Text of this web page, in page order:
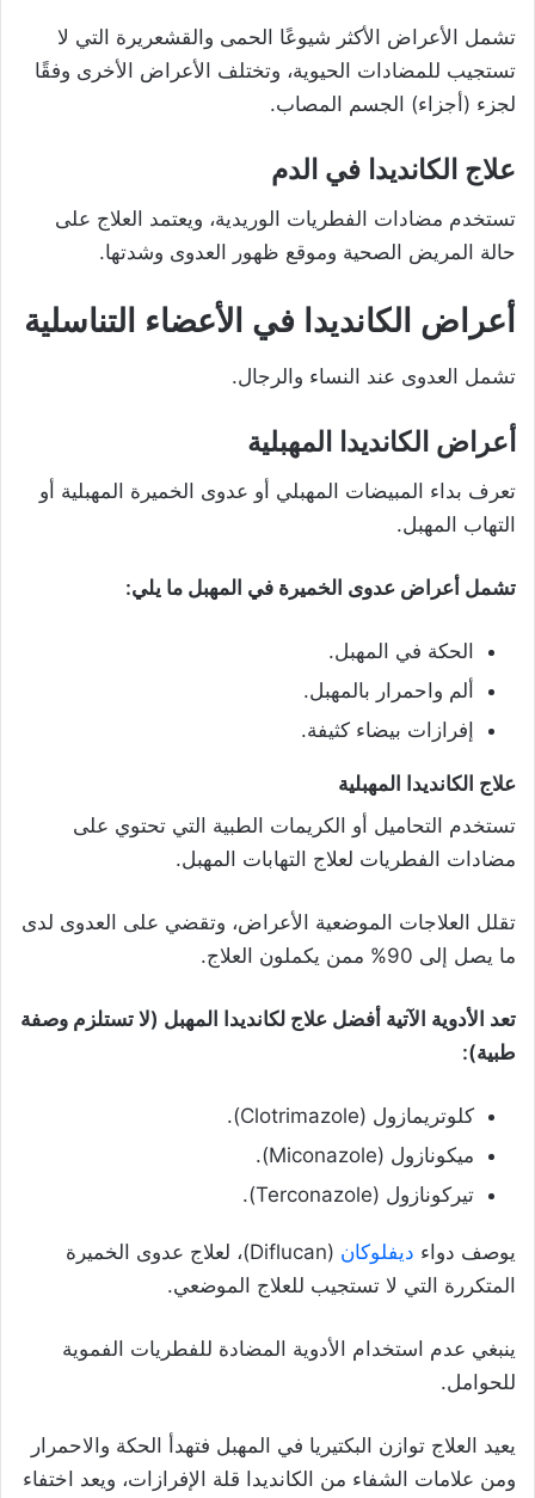
تشمل الأعراض الأكثر شيوعًا الحمى والقشعريرة التي لا
تستجيب للمضادات الحيوية، وتختلف الأعراض الأخرى وفقًا
لجزء (أجزاء) الجسم المصاب.
علاج الكانديدا في الدم
تستخدم مضادات الفطريات الوريدية، ويعتمد العلاج على
حالة المريض الصحية وموقع ظهور العدوى وشدتها.
أعراض الكانديدا في الأعضاء التناسلية
تشمل العدوى عند النساء والرجال.
أعراض الكانديدا المهبلية
تعرف بداء المبيضات المهبلي أو عدوى الخميرة المهبلية أو
التهاب المهبل.
تشمل أعراض عدوى الخميرة في المهبل ما يلي:
الحكة في المهبل.
ألم واحمرار بالمهبل.
إفرازات بيضاء كثيفة.
علاج الكانديدا المهبلية
تستخدم التحاميل أو الكريمات الطبية التي تحتوي على
مضادات الفطريات لعلاج التهابات المهبل.
تقلل العلاجات الموضعية الأعراض، وتقضي على العدوى لدى
ما يصل إلى 90% ممن يكملون العلاج.
تعد الأدوية الآتية أفضل علاج لكانديدا المهبل (لا تستلزم وصفة
طبية):
كلوتريمازول (Clotrimazole).
ميكونازول (Miconazole).
تيركونازول (Terconazole).
يوصف دواء ديفلوكان
(Diflucan)، لعلاج عدوى الخميرة
المتكررة التي لا تستجيب للعلاج الموضعي.
ينبغي عدم استخدام الأدوية المضادة للفطريات الفموية
للحوامل.
يعيد العلاج توازن البكتيريا في المهبل فتهدأ الحكة والاحمرار
ومن علامات الشفاء من الكانديدا قلة الإفرازات، ويعد اختفاء